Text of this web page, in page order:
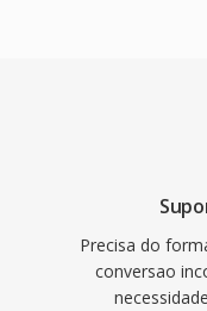
Precisa do
conversao